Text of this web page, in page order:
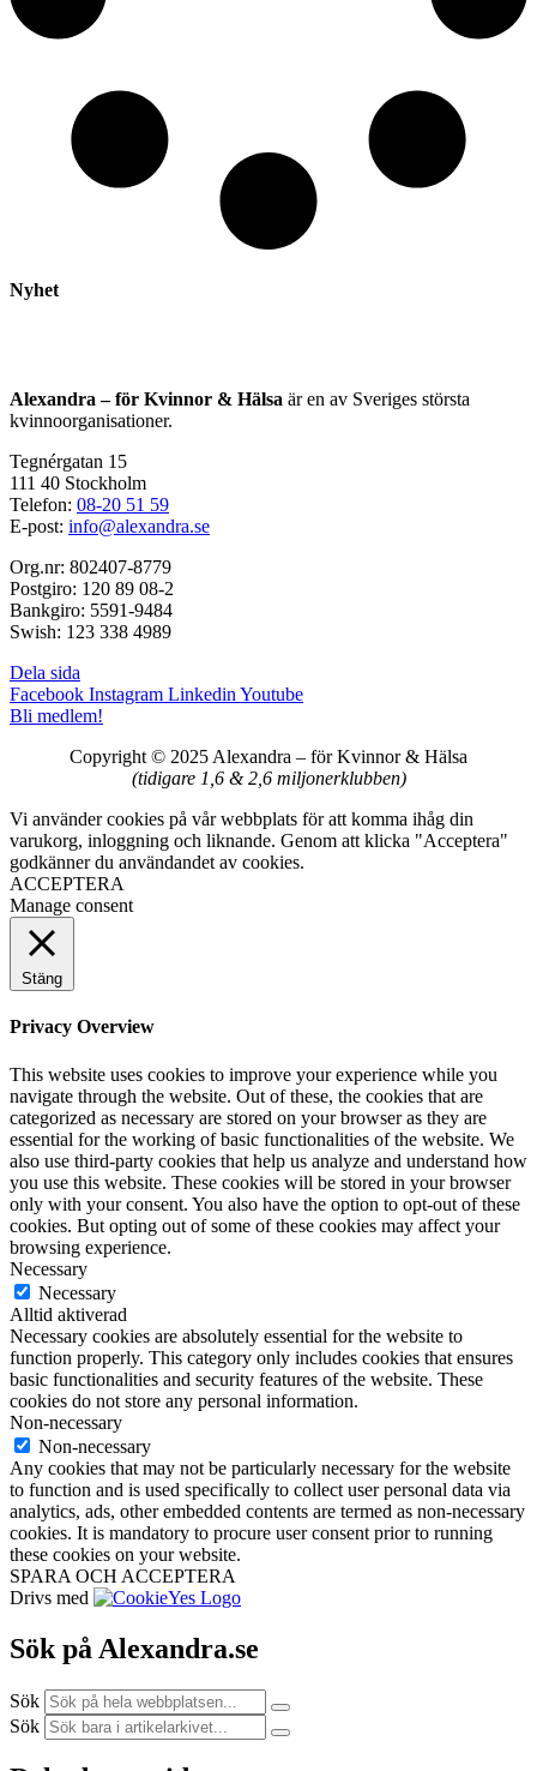
Nyhet
Alexandra – för Kvinnor & Hälsa är en av Sveriges största
kvinnoorganisationer.
Tegnérgatan 15
111 40 Stockholm
Telefon: 08-20 51 59
E-post: info@alexandra.se
Org.nr: 802407-8779
Postgiro: 120 89 08-2
Bankgiro: 5591-9484
Swish: 123 338 4989
Dela sida
Facebook Instagram Linkedin Youtube
Bli medlem!
Copyright © 2025 Alexandra – för Kvinnor & Hälsa
(tidigare 1,6 & 2,6 miljonerklubben)
Vi använder cookies på vår webbplats för att komma ihåg din
varukorg, inloggning och liknande. Genom att klicka "Acceptera"
godkänner du användandet av cookies.
ACCEPTERA
Manage consent
Stäng
Privacy Overview
This website uses cookies to improve your experience while you
navigate through the website. Out of these, the cookies that are
categorized as necessary are stored on your browser as they are
essential for the working of basic functionalities of the website. We
also use third-party cookies that help us analyze and understand how
you use this website. These cookies will be stored in your browser
only with your consent. You also have the option to opt-out of these
cookies. But opting out of some of these cookies may affect your
browsing experience.
Necessary
Necessary
Alltid aktiverad
Necessary cookies are absolutely essential for the website to
function properly. This category only includes cookies that ensures
basic functionalities and security features of the website. These
cookies do not store any personal information.
Non-necessary
Non-necessary
Any cookies that may not be particularly necessary for the website
to function and is used specifically to collect user personal data via
analytics, ads, other embedded contents are termed as non-necessary
cookies. It is mandatory to procure user consent prior to running
these cookies on your website.
SPARA OCH ACCEPTERA
Drivs med
Sök på Alexandra.se
Sök
Sök